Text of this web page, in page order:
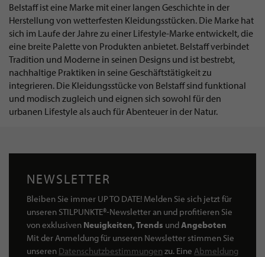
Belstaff ist eine Marke mit einer langen Geschichte in der
Herstellung von wetterfesten Kleidungsstücken. Die Marke hat
sich im Laufe der Jahre zu einer Lifestyle-Marke entwickelt, die
eine breite Palette von Produkten anbietet. Belstaff verbindet
Tradition und Moderne in seinen Designs und ist bestrebt,
nachhaltige Praktiken in seine Geschäftstätigkeit zu
integrieren. Die Kleidungsstücke von Belstaff sind funktional
und modisch zugleich und eignen sich sowohl für den
urbanen Lifestyle als auch für Abenteuer in der Natur.
NEWSLETTER
Bleiben Sie immer UP TO DATE! Melden Sie sich jetzt für
unseren STILPUNKTE®-Newsletter an und profitieren Sie
von exklusiven Neuigkeiten, Trends undAngeboten
Mit der Anmeldung für unseren Newsletter stimmen Sie
unseren Datenschutzbestimmungen zu. Eine Abmeldung